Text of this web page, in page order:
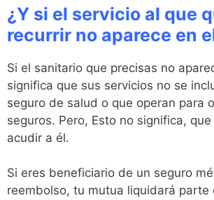
¿Y si el servicio al que
recurrir no aparece en
Si el sanitario que precisas no
significa que sus servicios no se
seguro de salud o que operan para
seguros. Pero, Esto no significa,
acudir a él.
Si eres beneficiario de un seguro
reembolso, tu mutua liquidará parte